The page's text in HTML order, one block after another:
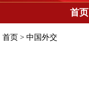
首页
首页 > 中国外交